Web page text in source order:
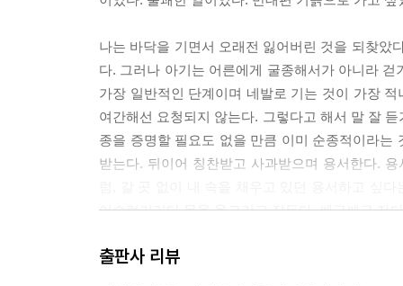
나는 바닥을 기면서 오래전 잃어버린 것을 되찾았
다. 그러나 아기는 어른에게 굴종해서가 아니라
가장 일반적인 단계이며 네발로 기는 것이 가장
여간해선 요청되지 않는다. 그렇다고 해서 말 잘
종을 증명할 필요도 없을 만큼 이미 순종적이라
받는다. 뒤이어 칭찬받고 사과받으며 용서한다.
어슬렁거리다 몸을 웅크리고 잠든다. 쌔근쌔근 자
출판사 리뷰